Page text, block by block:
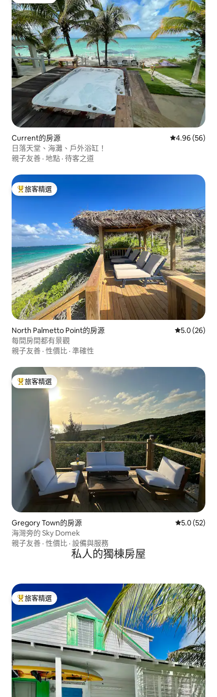
Current的房源 從 56 則評價
4.96 (56)
日落天堂、海灘、戶外浴缸！
親子友善 · 地點 · 待客之道
旅客精選榜首
旅客精選
North Palmetto Point的房源 從 26 則評
5.0 (26)
每間房間都有景觀
親子友善 · 性價比 · 準確性
旅客精選榜首
旅客精選
Gregory Town的房源 從 52 則評
5.0 (52)
海灣旁的 Sky Domek
親子友善 · 性價比 · 設備與服務
私人的獨棟房屋
旅客精選榜首
旅客精選